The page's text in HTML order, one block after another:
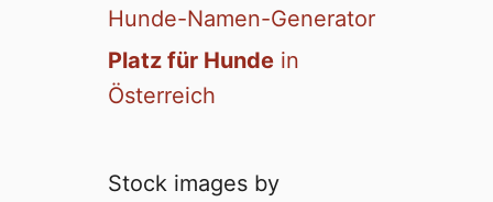
Hunde-Namen-Generator
Platz für Hunde in
Österreich
Stock images by